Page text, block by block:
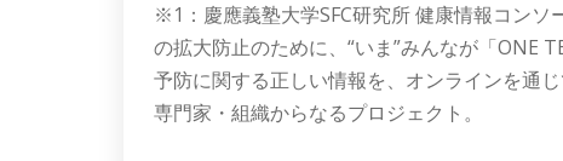
※1：慶應義塾大学SFC研究所 健康情報コン
の拡大防止のために、“いま”みんなが「ONE
予防に関する正しい情報を、オンラインを通
専門家・組織からなるプロジェクト。